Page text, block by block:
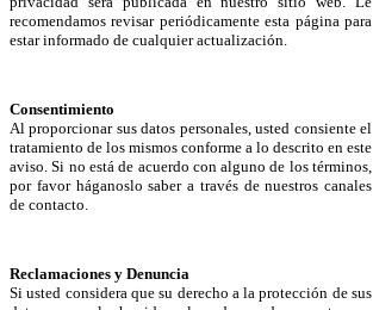
recomendamos revisar periódicamente esta página para
estar informado de cualquier actualización.
Consentimiento
Al proporcionar sus datos personales, usted consiente el
tratamiento de los mismos conforme a lo descrito en este
aviso. Si no está de acuerdo con alguno de los términos,
por favor háganoslo saber a través de nuestros canales
de contacto.
Reclamaciones y Denuncia
Si usted considera que su derecho a la protección de sus